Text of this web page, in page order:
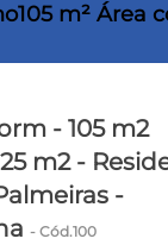
105 m² Área
- 105 m2
m2 -
-
- Cód.100